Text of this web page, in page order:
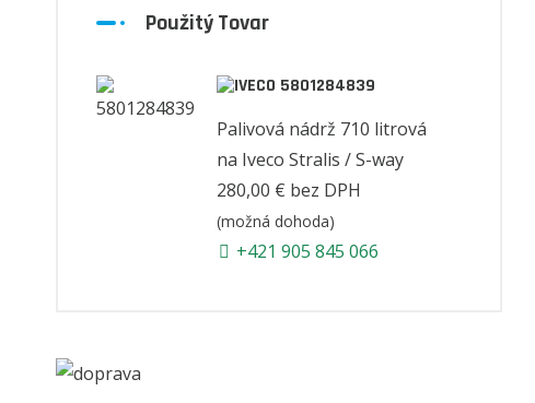
Použitý Tovar
5801284839
Palivová nádrž 710 litrová
na Iveco Stralis / S-way
280,00 € bez DPH
(možná dohoda)
+421 905 845 066